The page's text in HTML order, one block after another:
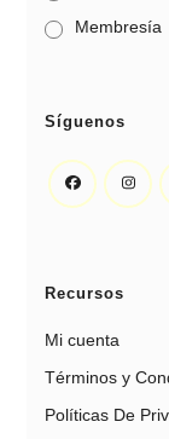
Membresía
Síguenos
Recursos
Mi cuenta
Términos y
Políticas De